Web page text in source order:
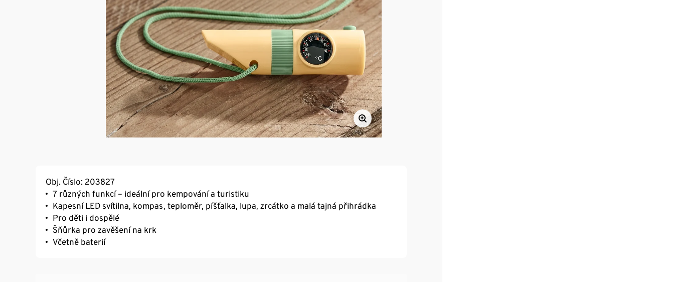
Obj. Číslo: 203827
7 různých funkcí – ideální pro kempování a turistiku
Kapesní LED svítilna, kompas, teploměr, píšťalka, lupa, zrcátko a malá tajná přihrádka
Pro děti i dospělé
Šňůrka pro zavěšení na krk
Včetně baterií